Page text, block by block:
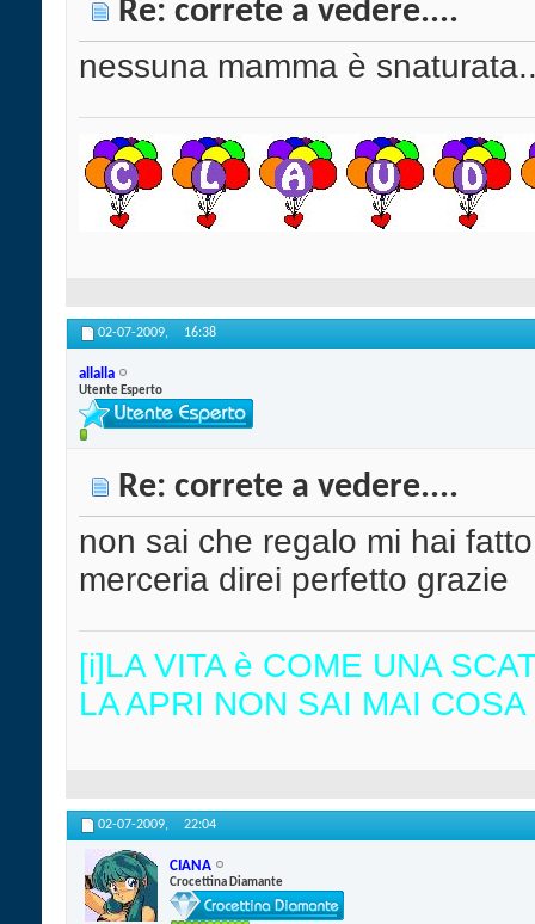
Re: correte a vedere....
nessuna mamma è
02-07-2009, 16:38
allalla
Utente Esperto
Re: correte a vedere....
non sai che regalo mi hai
merceria direi perfetto grazie
[i]LA VITA è COME UNA
LA APRI NON SAI MAI
02-07-2009, 22:04
CIANA
Crocettina Diamante